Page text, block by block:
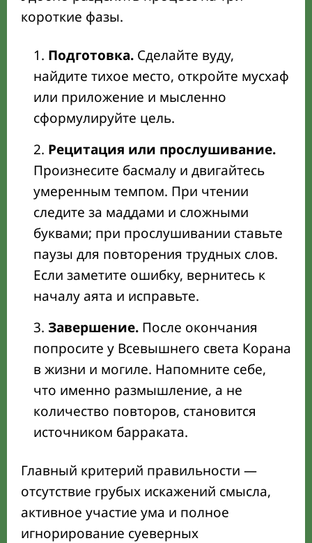
короткие фазы.
Подготовка. Сделайте вуду,
найдите тихое место, откройте мусхаф
или приложение и мысленно
сформулируйте цель.
Рецитация или прослушивание.
Произнесите басмалу и двигайтесь
умеренным темпом. При чтении
следите за маддами и сложными
буквами; при прослушивании ставьте
паузы для повторения трудных слов.
Если заметите ошибку, вернитесь к
началу аята и исправьте.
Завершение. После окончания
попросите у Всевышнего света Корана
в жизни и могиле. Напомните себе,
что именно размышление, а не
количество повторов, становится
источником барраката.
Главный критерий правильности —
отсутствие грубых искажений смысла,
активное участие ума и полное
игнорирование суеверных